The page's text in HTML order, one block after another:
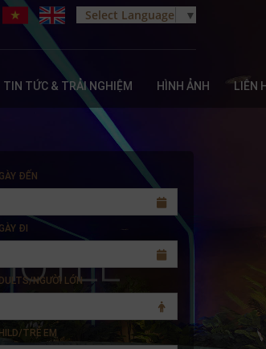
Select Language ▼
TIN TỨC & TRẢI NGHIỆM HÌNH ẢNH LIÊN
ĐẾN
ĐI
NGƯỜI LỚN
TRẺ EM